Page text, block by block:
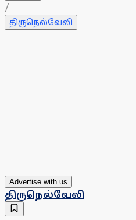
/
திருநெல்வேலி
Advertise with us
திருநெல்வேலி